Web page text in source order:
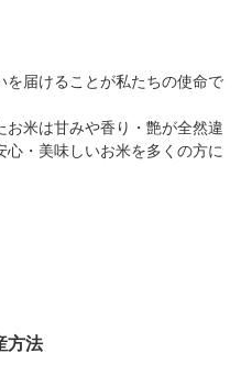
を届けることが私たちの使命で
米は甘みや香り・艶が全然違
・美味しいお米を多くの方に
方法